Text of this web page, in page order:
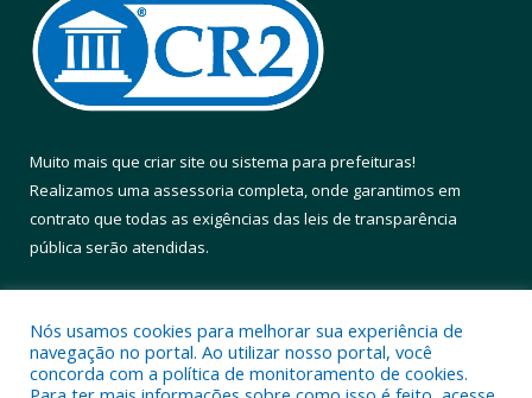
Muito mais que criar site ou sistema para prefeituras!
Realizamos uma assessoria completa, onde garantimos em
contrato que todas as exigências das leis de transparência
pública serão atendidas.
Nós usamos cookies para melhorar sua experiência de
navegação no portal. Ao utilizar nosso portal, você
concorda com a política de monitoramento de cookies.